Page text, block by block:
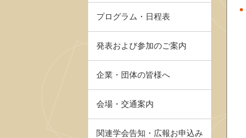
プログラム・日程表
発表および参加のご案内
企業・団体の皆様へ
会場・交通案内
関連学会告知・広報お申込み